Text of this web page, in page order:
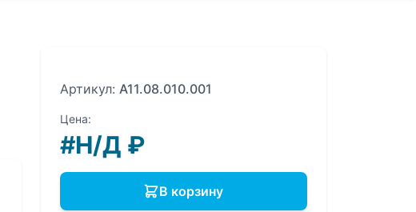
Артикул: A11.08.010.001
Цена:
#Н/Д ₽
В корзину